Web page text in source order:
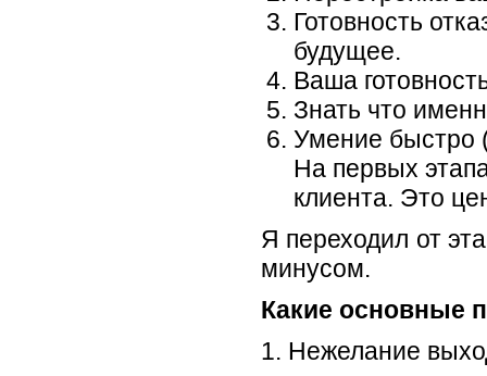
Готовность
будущее.
Ваша
Знать что
Умение быстро
На первых
клиента. Это
Я переходил от
минусом.
Какие основные
1. Нежелание